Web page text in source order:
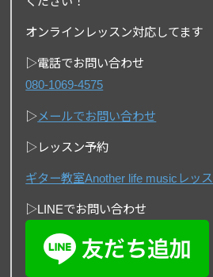
オンラインレッスン対応してます
▷電話でお問い合わせ
080-1069-4575
▷メールでお問い合わせ
▷レッスン予約
ギター教室Another life musicレッ
▷LINEでお問い合わせ